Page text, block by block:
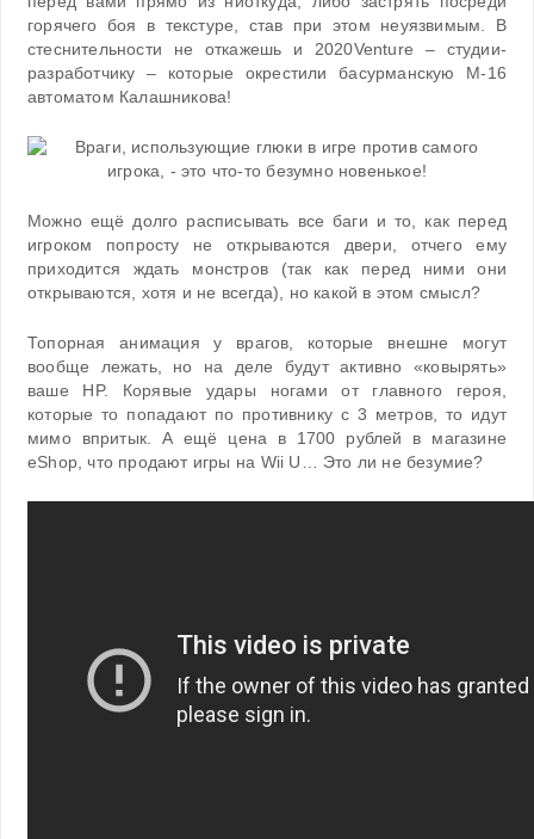
горячего боя в текстуре, став при этом неуязвимым. В
стеснительности не откажешь и 2020Venture – студии-
разработчику – которые окрестили басурманскую M-16
автоматом Калашникова!
Можно ещё долго расписывать все баги и то, как перед
игроком попросту не открываются двери, отчего ему
приходится ждать монстров (так как перед ними они
открываются, хотя и не всегда), но какой в этом смысл?
Топорная анимация у врагов, которые внешне могут
вообще лежать, но на деле будут активно «ковырять»
ваше HP. Корявые удары ногами от главного героя,
которые то попадают по противнику с 3 метров, то идут
мимо впритык. А ещё цена в 1700 рублей в магазине
eShop, что продают игры на Wii U… Это ли не безумие?